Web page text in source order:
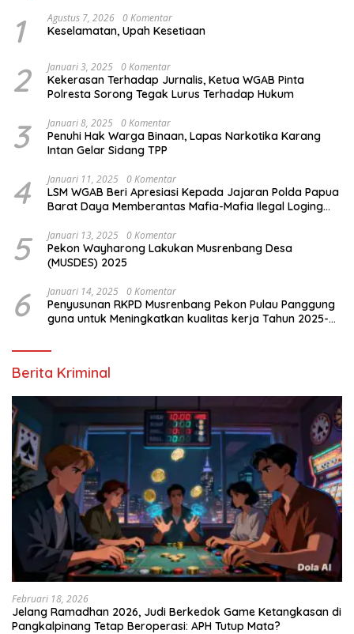
1 Agustus 7, 2026 0 Komentar
Keselamatan, Upah Kesetiaan
2 Januari 3, 2025 0 Komentar
Kekerasan Terhadap Jurnalis, Ketua WGAB Pinta
Polresta Sorong Tegak Lurus Terhadap Hukum
3 Januari 8, 2025 0 Komentar
Penuhi Hak Warga Binaan, Lapas Narkotika Karang
Intan Gelar Sidang TPP
4 Januari 11, 2025 0 Komentar
LSM WGAB Beri Apresiasi Kepada Jajaran Polda Papua
Barat Daya Memberantas Mafia-Mafia Ilegal Loging
5 Januari 13, 2025 0 Komentar
Pekon Wayharong Lakukan Musrenbang Desa
(MUSDES) 2025
6 Januari 14, 2025 0 Komentar
Penyusunan RKPD Musrenbang Pekon Pulau Panggung
guna untuk Meningkatkan kualitas kerja Tahun 2025-
Berita Kriminal
Februari 18, 2026
Jelang Ramadhan 2026, Judi Berkedok Game Ketangkasan di
Pangkalpinang Tetap Beroperasi: APH Tutup Mata?